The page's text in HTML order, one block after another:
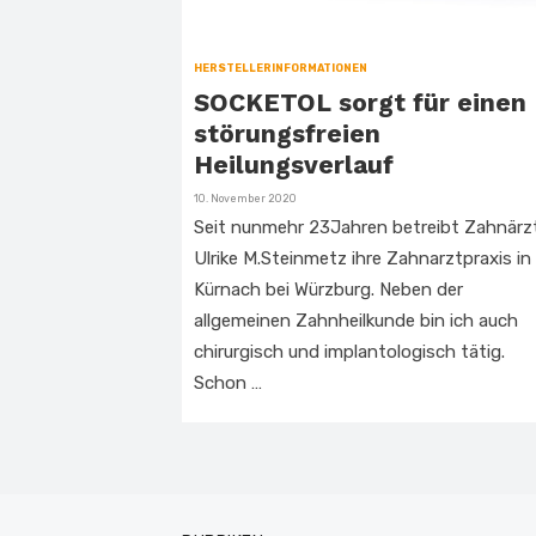
HERSTELLERINFORMATIONEN
SOCKETOL sorgt für einen
störungsfreien
Heilungsverlauf
Veröffentlicht
10. November 2020
Seit nunmehr 23Jahren betreibt
Ulrike M.Steinmetz ihre Zahnarztpraxis in
Kürnach bei Würzburg. Neben der
allgemeinen Zahnheilkunde bin ich auch
chirurgisch und implantologisch tätig.
Schon …